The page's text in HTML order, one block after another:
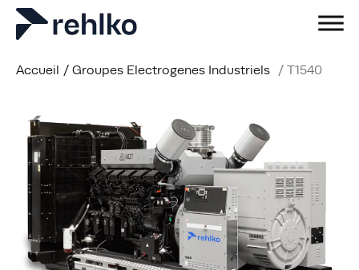
Accueil / Groupes Electrogenes Industriels / T1540